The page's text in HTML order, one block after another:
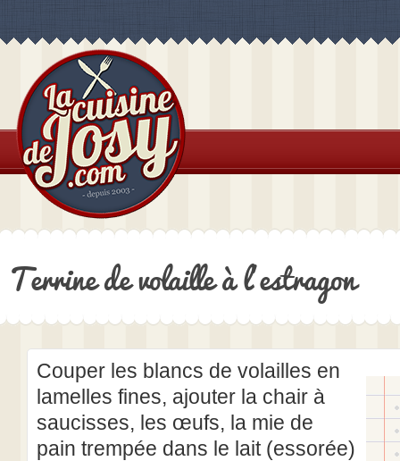
Terrine de volaille à l’estragon
Couper les blancs de volailles en
lamelles fines, ajouter la chair à
saucisses, les œufs, la mie de
pain trempée dans le lait (essorée)